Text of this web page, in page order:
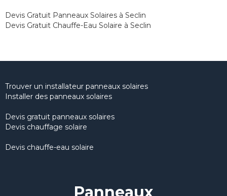
Devis Gratuit Panneaux Solaires à Seclin
Devis Gratuit Chauffe-Eau Solaire à Seclin
Trouver un installateur panneaux solaires
Installer des panneaux solaires
Devis gratuit panneaux solaires
Devis chauffage solaire
Devis chauffe-eau solaire
Panneaux